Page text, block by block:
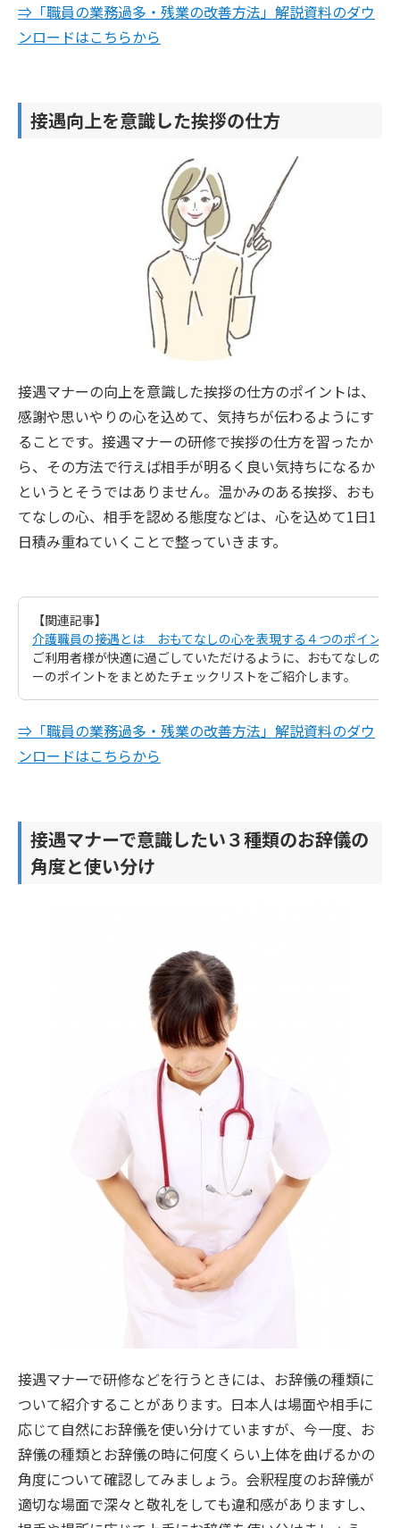
⇒「職員の業務過多・残業の改善方法」解説資料のダウ
ンロードはこちらから
接遇向上を意識した挨拶の仕方
接遇マナーの向上を意識した挨拶の仕方のポイントは、
感謝や思いやりの心を込めて、気持ちが伝わるようにす
ることです。接遇マナーの研修で挨拶の仕方を習ったか
ら、その方法で行えば相手が明るく良い気持ちになるか
というとそうではありません。温かみのある挨拶、おも
てなしの心、相手を認める態度などは、心を込めて1日1
日積み重ねていくことで整っていきます。
【関連記事】
介護職員の接遇とは おもてなしの心を表現する４つのポイント
ご利用者様が快適に過ごしていただけるように、おもてなしの
ーのポイントをまとめたチェックリストをご紹介します。
⇒「職員の業務過多・残業の改善方法」解説資料のダウ
ンロードはこちらから
接遇マナーで意識したい３種類のお辞儀の
角度と使い分け
接遇マナーで研修などを行うときには、お辞儀の種類に
ついて紹介することがあります。日本人は場面や相手に
応じて自然にお辞儀を使い分けていますが、今一度、お
辞儀の種類とお辞儀の時に何度くらい上体を曲げるかの
角度について確認してみましょう。会釈程度のお辞儀が
適切な場面で深々と敬礼をしても違和感がありますし、